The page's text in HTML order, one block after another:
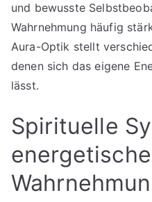
und bewusste
Wahrnehmung häufig
Aura-Optik stellt
denen sich das eigene
lässt.
Spirituelle
energetische